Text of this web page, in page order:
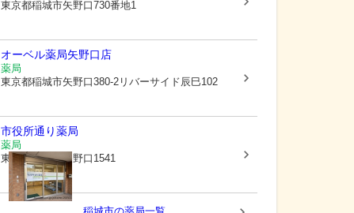
東京都稲城市矢野口730番地1
オーベル薬局矢野口店
薬局
東京都稲城市矢野口380-2リバーサイド辰巳102
市役所通り薬局
薬局
東京都稲城市矢野口1541